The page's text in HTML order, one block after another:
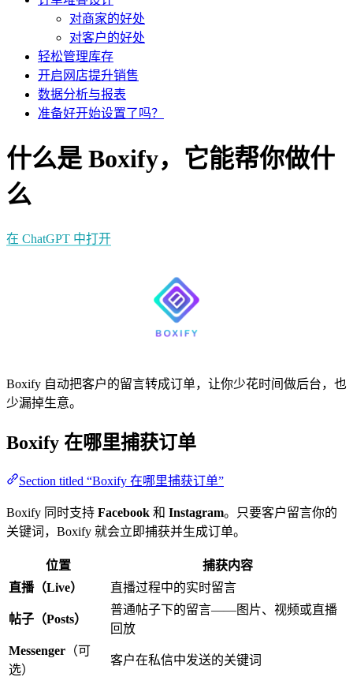
对商家的好处
对客户的好处
轻松管理库存
开启网店提升销售
数据分析与报表
准备好开始设置了吗？
什么是 Boxify，它能帮你做什
么
在 ChatGPT 中打开
Boxify 自动把客户的留言转成订单，让你少花时间做后台，也
少漏掉生意。
Boxify 在哪里捕获订单
Section titled “Boxify 在哪里捕获订单”
Boxify 同时支持 Facebook 和 Instagram。只要客户留言你的
关键词，Boxify 就会立即捕获并生成订单。
位置
捕获内容
直播（Live）
直播过程中的实时留言
帖子（Posts）
普通帖子下的留言——图片、视频或直播
回放
Messenger （可
选）
客户在私信中发送的关键词